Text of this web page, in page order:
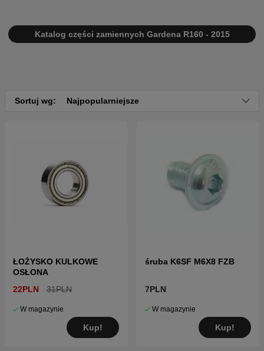
Katalog części zamiennych Gardena R160 - 2015
Sortuj wg: Najpopularniejsze
ŁOŻYSKO KULKOWE
OSŁONA
22PLN
31PLN
W magazynie
Kup!
śruba K6SF M6X8 FZB
7PLN
W magazynie
Kup!